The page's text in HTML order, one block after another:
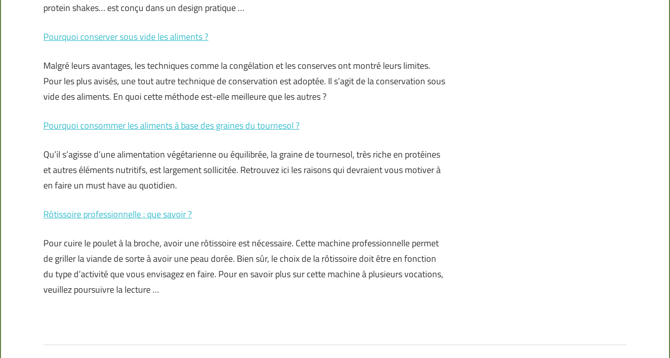
protein shakes… est conçu dans un design pratique …
Pourquoi conserver sous vide les aliments ?
Malgré leurs avantages, les techniques comme la congélation et les conserves ont montré leurs limites.
Pour les plus avisés, une tout autre technique de conservation est adoptée. Il s’agit de la conservation sous
vide des aliments. En quoi cette méthode est-elle meilleure que les autres ?
Pourquoi consommer les aliments à base des graines du tournesol ?
Qu’il s’agisse d’une alimentation végétarienne ou équilibrée, la graine de tournesol, très riche en protéines
et autres éléments nutritifs, est largement sollicitée. Retrouvez ici les raisons qui devraient vous motiver à
en faire un must have au quotidien.
Rôtissoire professionnelle : que savoir ?
Pour cuire le poulet à la broche, avoir une rôtissoire est nécessaire. Cette machine professionnelle permet
de griller la viande de sorte à avoir une peau dorée. Bien sûr, le choix de la rôtissoire doit être en fonction
du type d’activité que vous envisagez en faire. Pour en savoir plus sur cette machine à plusieurs vocations,
veuillez poursuivre la lecture …